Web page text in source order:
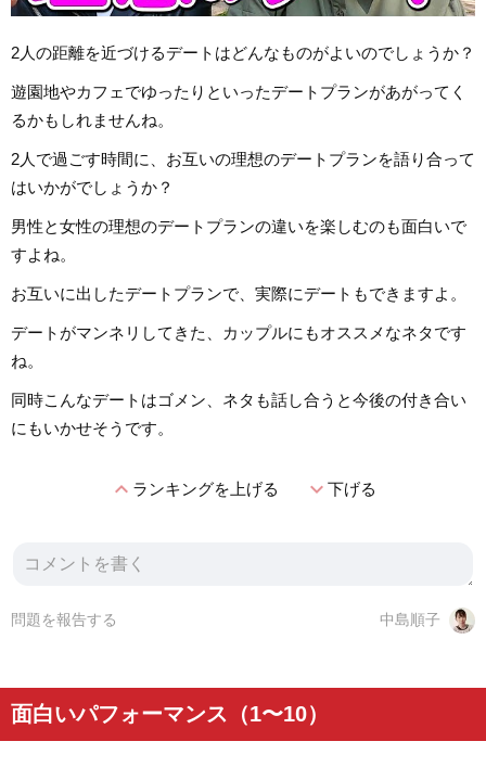
2人の距離を近づけるデートはどんなものがよいのでしょうか？
遊園地やカフェでゆったりといったデートプランがあがってく
るかもしれませんね。
2人で過ごす時間に、お互いの理想のデートプランを語り合って
はいかがでしょうか？
男性と女性の理想のデートプランの違いを楽しむのも面白いで
すよね。
お互いに出したデートプランで、実際にデートもできますよ。
デートがマンネリしてきた、カップルにもオススメなネタです
ね。
同時こんなデートはゴメン、ネタも話し合うと今後の付き合い
にもいかせそうです。
expand_lessランキングを上げる expand_more下げる
中島順子
問題を報告する
面白いパフォーマンス（1〜10）